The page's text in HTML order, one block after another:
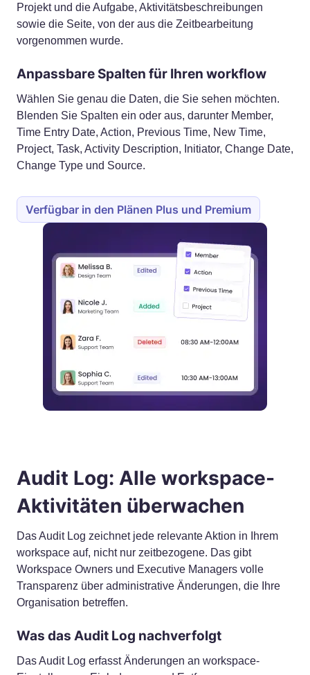
Projekt und die Aufgabe, Aktivitätsbeschreibungen
sowie die Seite, von der aus die Zeitbearbeitung
vorgenommen wurde.
Anpassbare Spalten für Ihren workflow
Wählen Sie genau die Daten, die Sie sehen möchten.
Blenden Sie Spalten ein oder aus, darunter Member,
Time Entry Date, Action, Previous Time, New Time,
Project, Task, Activity Description, Initiator, Change Date,
Change Type und Source.
Verfügbar in den Plänen Plus und Premium
Audit Log: Alle workspace-
Aktivitäten überwachen
Das Audit Log zeichnet jede relevante Aktion in Ihrem
workspace auf, nicht nur zeitbezogene. Das gibt
Workspace Owners und Executive Managers volle
Transparenz über administrative Änderungen, die Ihre
Organisation betreffen.
Was das Audit Log nachverfolgt
Das Audit Log erfasst Änderungen an workspace-